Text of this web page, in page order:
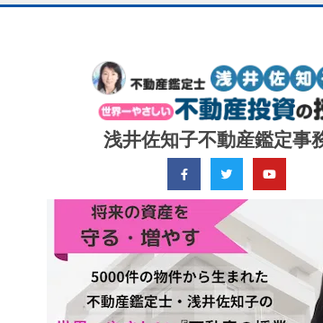
浅井佐知子不動産鑑定事